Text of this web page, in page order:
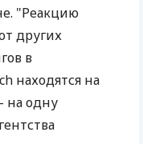
"Реакцию
других
в
находятся на
на одну